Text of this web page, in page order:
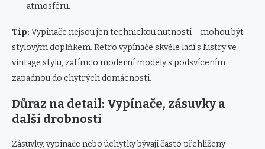
atmosféru.
Tip: Vypínače nejsou jen technickou nutností – mohou být
stylovým doplňkem. Retro vypínače skvěle ladí s lustry ve
vintage stylu, zatímco moderní modely s podsvícením
zapadnou do chytrých domácností.
Důraz na detail: Vypínače, zásuvky a
další drobnosti
Zásuvky, vypínače nebo úchytky bývají často přehlíženy –